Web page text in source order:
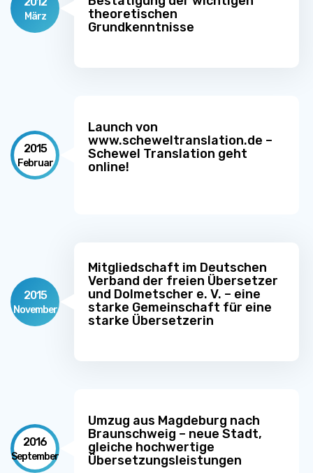
März
theoretischen
Grundkenntnisse
2015
Februar
Launch von
www.scheweltranslation.de –
Schewel Translation geht
online!
2015
November
Mitgliedschaft im Deutschen
Verband der freien Übersetzer
und Dolmetscher e. V. – eine
starke Gemeinschaft für eine
starke Übersetzerin
2016
September
Umzug aus Magdeburg nach
Braunschweig – neue Stadt,
gleiche hochwertige
Übersetzungsleistungen